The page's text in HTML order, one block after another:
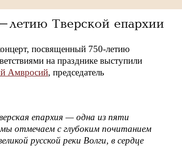
летию Тверской епархии
посвященный 750-летию
на празднике выступили
Амвросий, председатель
епархия — одна из пяти
отмечаем с глубоким почитанием
русской реки Волги, в сердце